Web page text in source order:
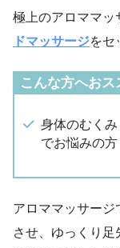
極上のアロママッ
ドマッサージをセ
こんな方へおス
身体のむく
でお悩みの方
アロママッサージ
させ、ゆっくり足